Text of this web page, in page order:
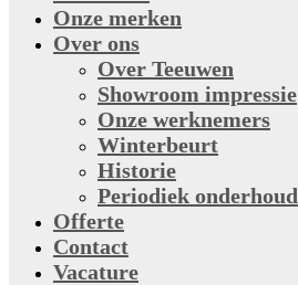
Onze merken
Over ons
Over Teeuwen
Showroom impressie
Onze werknemers
Winterbeurt
Historie
Periodiek onderhoud
Offerte
Contact
Vacature